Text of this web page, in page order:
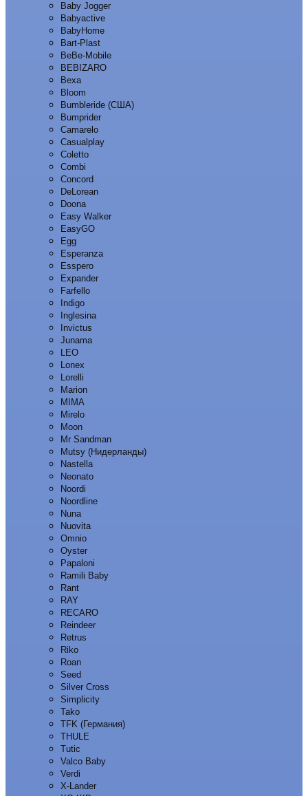
Baby Jogger
Babyactive
BabyHome
Bart-Plast
BeBe-Mobile
BEBIZARO
Bexa
Bloom
Bumbleride (США)
Bumprider
Camarelo
Casualplay
Coletto
Combi
Concord
DeLorean
Doona
Easy Walker
EasyGO
Egg
Esperanza
Esspero
Expander
Farfello
Indigo
Inglesina
Invictus
Junama
LEO
Lonex
Lorelli
Marion
MIMA
Mirelo
Moon
Mr Sandman
Mutsy (Нидерланды)
Nastella
Neonato
Noordi
Noordline
Nuna
Nuovita
Omnio
Oyster
Papaloni
Ramili Baby
Rant
RAY
RECARO
Reindeer
Retrus
Riko
Roan
Seed
Silver Cross
Simplicity
Tako
TFK (Германия)
THULE
Tutic
Valco Baby
Verdi
X-Lander